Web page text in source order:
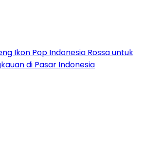
Ikon Pop Indonesia Rossa untuk
di Pasar Indonesia